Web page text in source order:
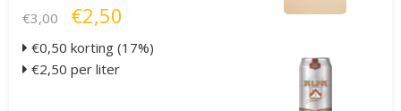
€3,00 €2,50
€0,50 korting (17%)
€2,50 per liter